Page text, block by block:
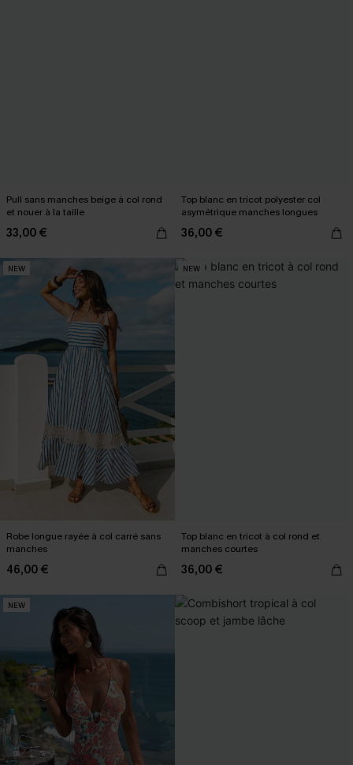
Pull sans manches beige à col rond
et nouer à la taille
33,00 €
Top blanc en tricot polyester col
asymétrique manches longues
36,00 €
NEW
Robe longue rayée à col carré sans
manches
46,00 €
NEW
Top blanc en tricot à col rond et
manches courtes
36,00 €
NEW